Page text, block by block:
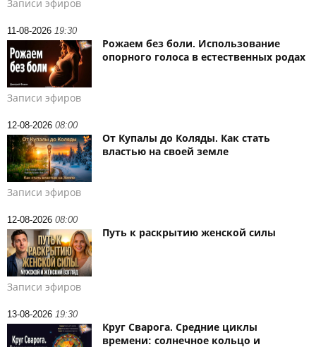
Записи эфиров
11-08-2026 19:30
Рожаем без боли. Использование
опорного голоса в естественных родах
Записи эфиров
12-08-2026 08:00
От Купалы до Коляды. Как стать
властью на своей земле
Записи эфиров
12-08-2026 08:00
Путь к раскрытию женской силы
Записи эфиров
13-08-2026 19:30
Круг Сварога. Средние циклы
времени: солнечное кольцо и